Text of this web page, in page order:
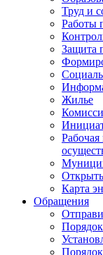
Труд и
Работы
Защита
Жилье
Карта
Обращения